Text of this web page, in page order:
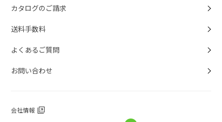
カタログのご請求
送料手数料
よくあるご質問
お問い合わせ
会社情報